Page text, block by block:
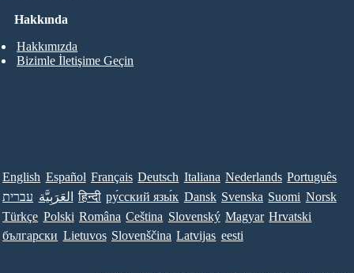
Hakkında
Hakkımızda
Bizimle İletişime Geçin
English Español Français Deutsch Italiana Nederlands Português
עברית العَرَبِيَّة हिन्दी ру́сский язы́к Dansk Svenska Suomi Norsk
Türkçe Polski Româna Ceština Slovenský Magyar Hrvatski
български Lietuvos Slovenščina Latvijas eesti